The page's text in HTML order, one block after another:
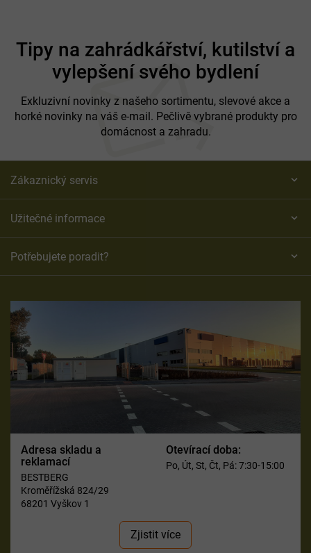
Tipy na zahrádkářství, kutilství a
vylepšení svého bydlení
Exkluzivní novinky z našeho sortimentu, slevové akce a
horké novinky na váš e-mail. Pečlivě vybrané produkty pro
domácnost a zahradu.
Zákaznický servis
Užitečné informace
Potřebujete poradit?
Adresa skladu a
reklamací
BESTBERG
Kroměřížská 824/29
68201 Vyškov 1
Otevírací doba:
Po, Út, St, Čt, Pá: 7:30-15:00
Zjistit více